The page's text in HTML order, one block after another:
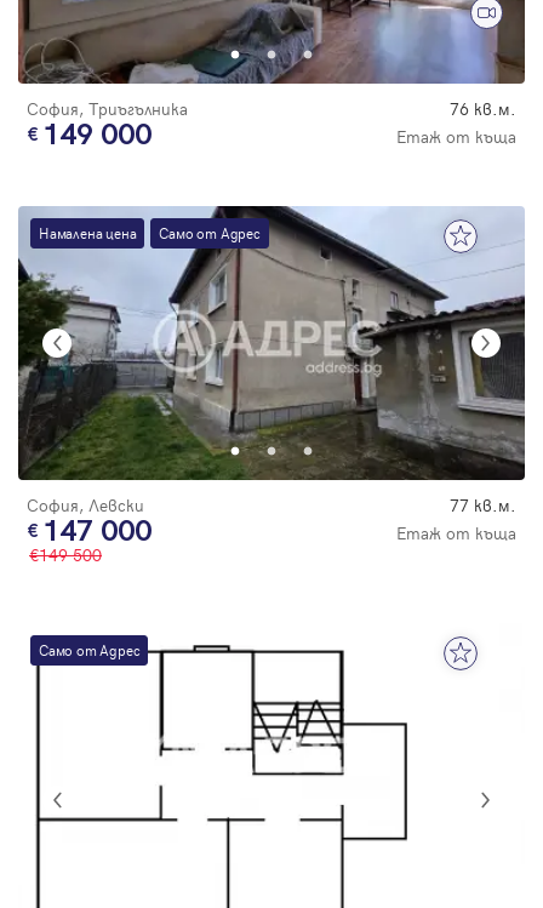
София, Триъгълника 76 кв.м.
149 000 Етаж от къща
Намалена цена Само от Адрес
София, Левски 77 кв.м.
147 000
Етаж от къща
149 500
Само от Адрес
Парола
Забравена парола
Регистрация